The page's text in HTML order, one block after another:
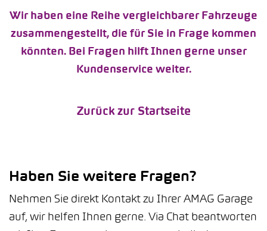
Wir haben eine Reihe vergleichbarer Fahrzeuge
zusammengestellt, die für Sie in Frage kommen
könnten. Bei Fragen hilft Ihnen gerne unser
Kundenservice weiter.
Zurück zur Startseite
Haben Sie weitere Fragen?
Nehmen Sie direkt Kontakt zu Ihrer AMAG Garage
auf, wir helfen Ihnen gerne. Via Chat beantworten